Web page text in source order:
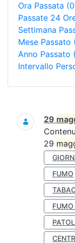
Ora Passata
Passate 24
Settimana
Mese Passato
Anno Passato
Intervallo
Ricerca
29
29
FUMO
FUMO